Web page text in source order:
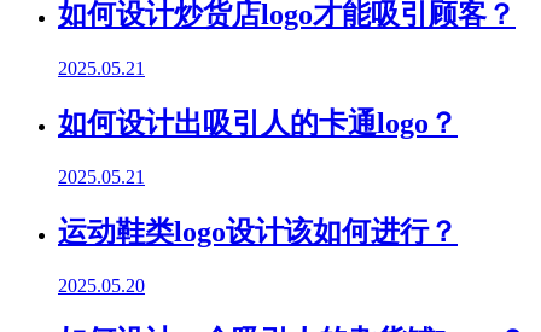
如何设计炒货店logo才能吸引顾客？
2025.05.21
如何设计出吸引人的卡通logo？
2025.05.21
运动鞋类logo设计该如何进行？
2025.05.20